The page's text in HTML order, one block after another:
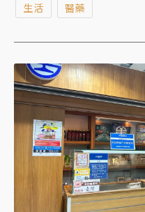
影響。重新上架原則原
生活 醫藥